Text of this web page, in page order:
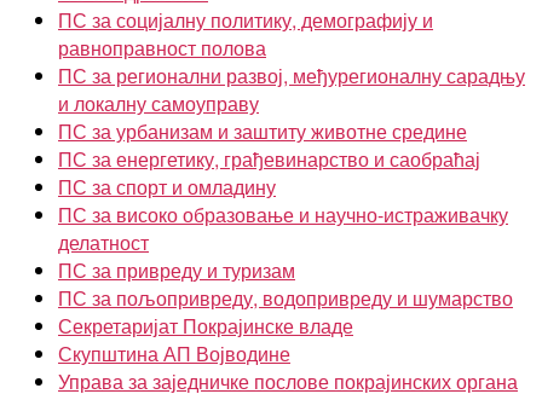
ПС за социјалну политику, демографију и
равноправност полова
ПС за регионални развој, међурегионалну сарадњу
и локалну самоуправу
ПС за урбанизам и заштиту животне средине
ПС за енергетику, грађевинарство и саобраћај
ПС за спорт и омладину
ПС за високо образовање и научно-истраживачку
делатност
ПС за привреду и туризам
ПС за пољопривреду, водопривреду и шумарство
Секретаријат Покрајинске владе
Скупштина АП Војводине
Управа за заједничке послове покрајинских органа